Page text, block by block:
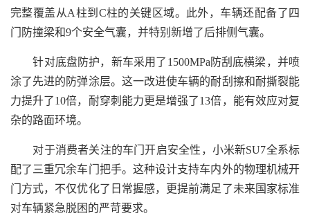
完整覆盖从A柱到C柱的关键区域。此外，车辆还配备了四
门防撞梁和9个安全气囊，并特别新增了后排侧气囊。
针对底盘防护，新车采用了1500MPa防刮底横梁，并喷
涂了先进的防弹涂层。这一改进使车辆的耐刮擦和耐撕裂能
力提升了10倍，耐穿刺能力更是增强了13倍，能有效应对复
杂的路面环境。
对于消费者关注的车门开启安全性，小米新SU7全系标
配了三重冗余车门把手。这种设计支持车内外的物理机械开
门方式，不仅优化了日常握感，更提前满足了未来国家标准
对车辆紧急脱困的严苛要求。